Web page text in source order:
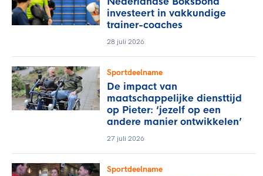
investeert in vakkundige
trainer-coaches
28 juli 2026
Sportdeelname
De impact van
maatschappelijke diensttijd
op Pieter: ‘jezelf op een
andere manier ontwikkelen’
27 juli 2026
Sportdeelname